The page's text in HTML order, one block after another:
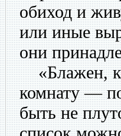
обиход и
или иные
они
«Блажен,
комнату —
быть не